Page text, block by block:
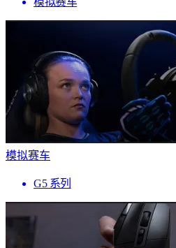
模拟赛车
G5 系列